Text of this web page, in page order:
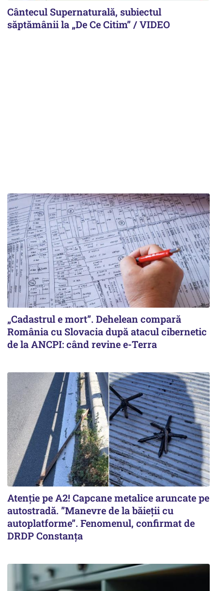
Cântecul Supernaturală, subiectul
săptămânii la „De Ce Citim” / VIDEO
„Cadastrul e mort”. Dehelean compară
România cu Slovacia după atacul cibernetic
de la ANCPI: când revine e-Terra
Atenție pe A2! Capcane metalice aruncate pe
autostradă. ”Manevre de la băieții cu
autoplatforme”. Fenomenul, confirmat de
DRDP Constanța